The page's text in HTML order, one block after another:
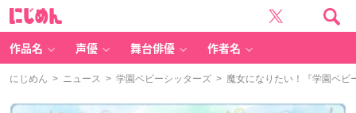
作品名 声優 舞台俳優 作者名
にじめん > ニュース > 学園ベビーシッターズ > 魔女になりたい！『学園ベ